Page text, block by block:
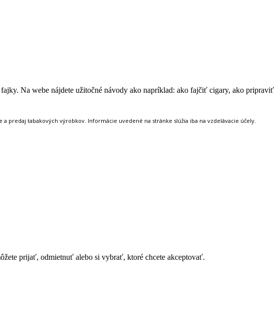
Na webe nájdete užitočné návody ako napríklad: ako fajčiť cigary, ako pripraviť
predaj tabakových výrobkov. Informácie uvedené na stránke slúžia iba na vzdelávacie účely.
prijať, odmietnuť alebo si vybrať, ktoré chcete akceptovať.